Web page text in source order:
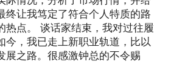
终让我笃定了符合个人特质的路
热点。 谈话家结束，我对过往履
今，我已走上新职业轨道，比以
展之路。很感激钟总的不令赐